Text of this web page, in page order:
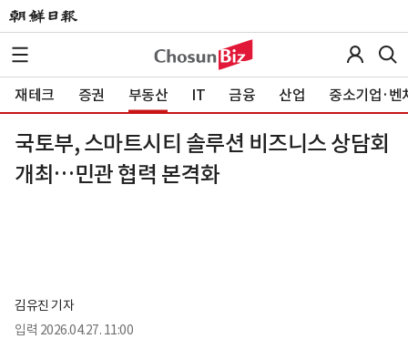
재테크 증권 부동산 IT 금융 산업 중소기업·벤
국토부, 스마트시티 솔루션 비즈니스 상담회
개최…민관 협력 본격화
김유진 기자
입력 2026.04.27. 11:00